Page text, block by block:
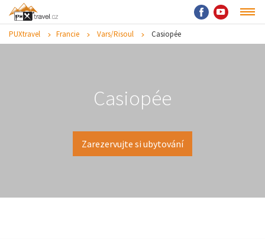
PUXtravel Francie Vars/Risoul Casiopée
Casiopée
Zarezervujte si ubytování